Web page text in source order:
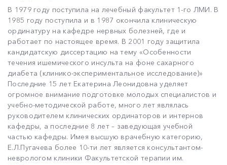
В 1979 году поступила на лечебный факультет 1-го ЛМИ. В
1985 году поступила и в 1987 окончила клиническую
ординатуру на кафедре нервных болезней, где и
работает по настоящее время. В 2001 году защитила
кандидатскую диссертацию на тему «Особенности
течения ишемического инсульта на фоне сахарного
диабета (клинико-экспериментальное исследование)»
Последние 15 лет Екатерина Леонидовна уделяет
огромное внимание подготовке молодых специалистов и
учебно-методической работе, много лет являлась
руководителем клинических ординаторов и интернов
кафедры, а последние 8 лет – заведующая учебной
частью кафедры. Имея высшую врачебную категорию,
Е.Л.Пугачева более 10-ти лет является консультантом-
неврологом клиники Факультетской терапии им.